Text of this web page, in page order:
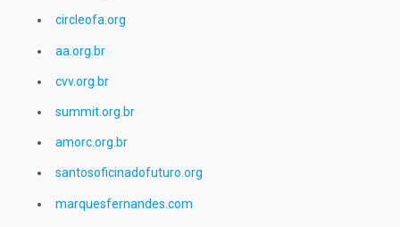
circleofa.org
aa.org.br
cvv.org.br
summit.org.br
amorc.org.br
santosoficinadofuturo.org
marquesfernandes.com